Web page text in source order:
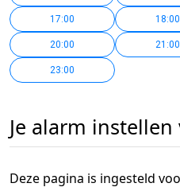
17:00 18:00
20:00 21:00
23:00
Je alarm instellen
Deze pagina is ingesteld